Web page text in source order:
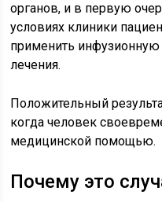
органов, и в первую
условиях клиники
применить
лечения.
Положительный
когда человек
медицинской помощью.
Почему это